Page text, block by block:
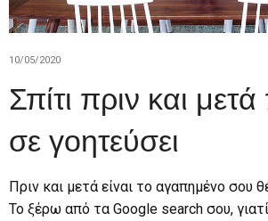
10/05/2020
Σπίτι πριν και
σε γοητεύσει
Πριν και μετά είναι το αγαπημένο σου
Το ξέρω από τα Google search σου,